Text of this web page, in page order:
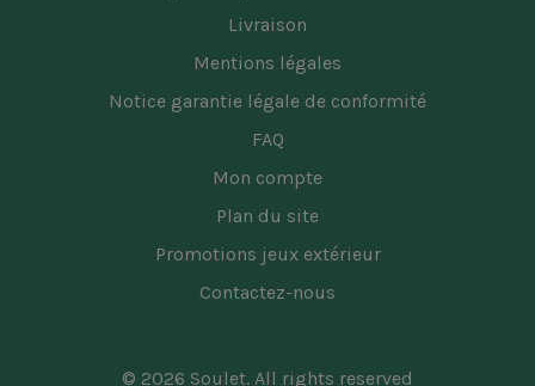
Livraison
Mentions légales
Notice garantie légale de conformité
FAQ
Mon compte
Plan du site
Promotions jeux extérieur
Contactez-nous
© 2026 Soulet. All rights reserved